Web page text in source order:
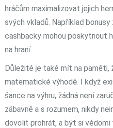
hráčům maximalizovat jejich
svých vkladů. Například bonusy
cashbacky mohou poskytnout
na hraní.
Důležité je také mít na paměti,
matematické výhodě. I když
šance na výhru, žádná není
zábavně a s rozumem, nikdy
dovolit prohrát, a být si vědomi